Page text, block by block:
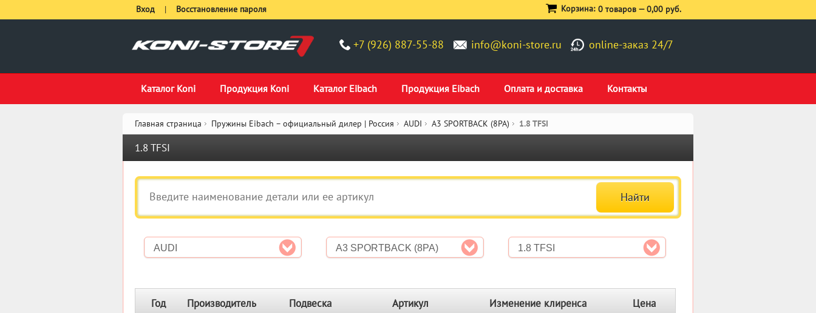
+7 (926) 887-55-88 info@koni-store.ru online-заказ 24/7
Каталог Koni Продукция Koni Каталог Eibach Продукция Eibach Оплата и доставка Контакты
Вход | Восстановление пароля Корзина: 0 товаров —0,00 руб.
Главная страница Пружины Eibach – официальный дилер | Россия AUDI A3 SPORTBACK (8PA) 1.8 TFSI
1.8 TFSI
AUDI A3 SPORTBACK (8PA) 1.8 TFSI
Год
Производитель
Подвеска Артикул
Изменение клиренса
Цена